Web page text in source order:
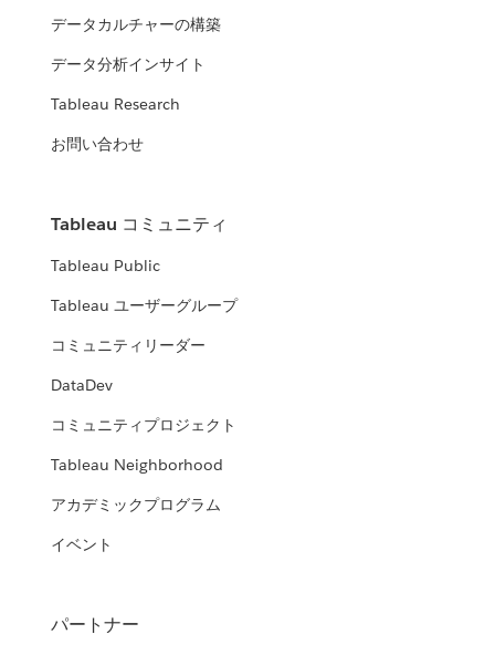
データカルチャーの構築
データ分析インサイト
Tableau Research
お問い合わせ
Tableau コミュニティ
Tableau Public
Tableau ユーザーグループ
コミュニティリーダー
DataDev
コミュニティプロジェクト
Tableau Neighborhood
アカデミックプログラム
イベント
パートナー